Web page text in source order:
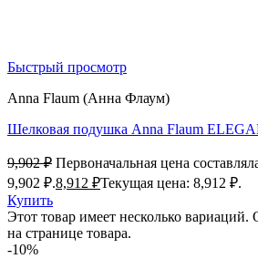
Быстрый просмотр
Anna Flaum (Анна Флаум)
Шелковая подушка Anna Flaum
9,902₽ Первоначальная цена
9,902 ₽.8,912 ₽Текущая цена: 8,912 ₽.
Купить
Этот товар имеет несколько
на странице товара.
-10%